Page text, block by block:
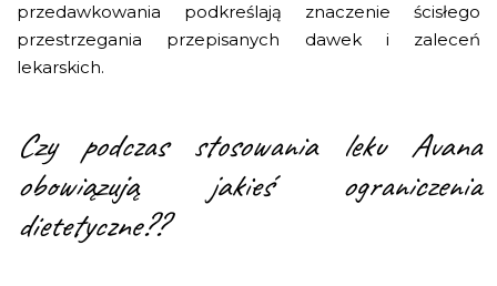
przedawkowania podkreślają znaczenie ścisłego
przestrzegania przepisanych dawek i zaleceń
lekarskich.
Czy podczas stosowania leku Avana
obowiązują jakieś ograniczenia
dietetyczne??